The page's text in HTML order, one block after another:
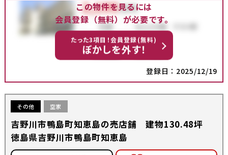
この物件を見るには
会員登録（無料）が必要です。
たった3項目！会員登録(無料)
ぼかしを外す！
登録日：2025/12/19
その他 空家
吉野川市鴨島町知恵島の売店舗 建物130.48坪
徳島県吉野川市鴨島町知恵島